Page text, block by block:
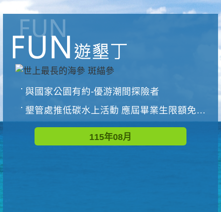
與國家公園有約-優游潮間探險者
墾管處推低碳水上活動 應屆畢業生限額免費參加
115年08月